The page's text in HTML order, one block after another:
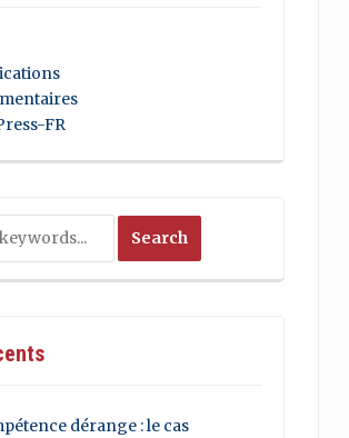
FR
dérange : le cas